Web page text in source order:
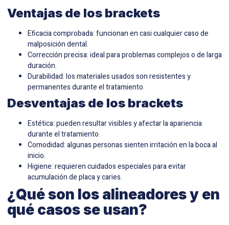
Ventajas de los brackets
Eficacia comprobada: funcionan en casi cualquier caso de
malposición dental.
Corrección precisa: ideal para problemas complejos o de larga
duración.
Durabilidad: los materiales usados son resistentes y
permanentes durante el tratamiento.
Desventajas de los brackets
Estética: pueden resultar visibles y afectar la apariencia
durante el tratamiento.
Comodidad: algunas personas sienten irritación en la boca al
inicio.
Higiene: requieren cuidados especiales para evitar
acumulación de placa y caries.
¿Qué son los alineadores y en
qué casos se usan?